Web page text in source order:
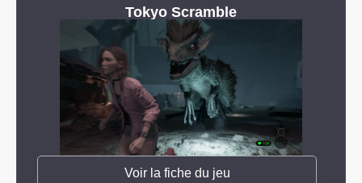
Tokyo Scramble
Voir la fiche du jeu